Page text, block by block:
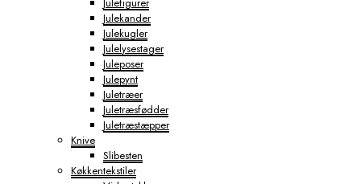
Julekander
Julekugler
Julelysestager
Juleposer
Julepynt
Juletræer
Juletræsfødder
Juletræstæpper
Knive
Slibesten
Køkkentekstiler